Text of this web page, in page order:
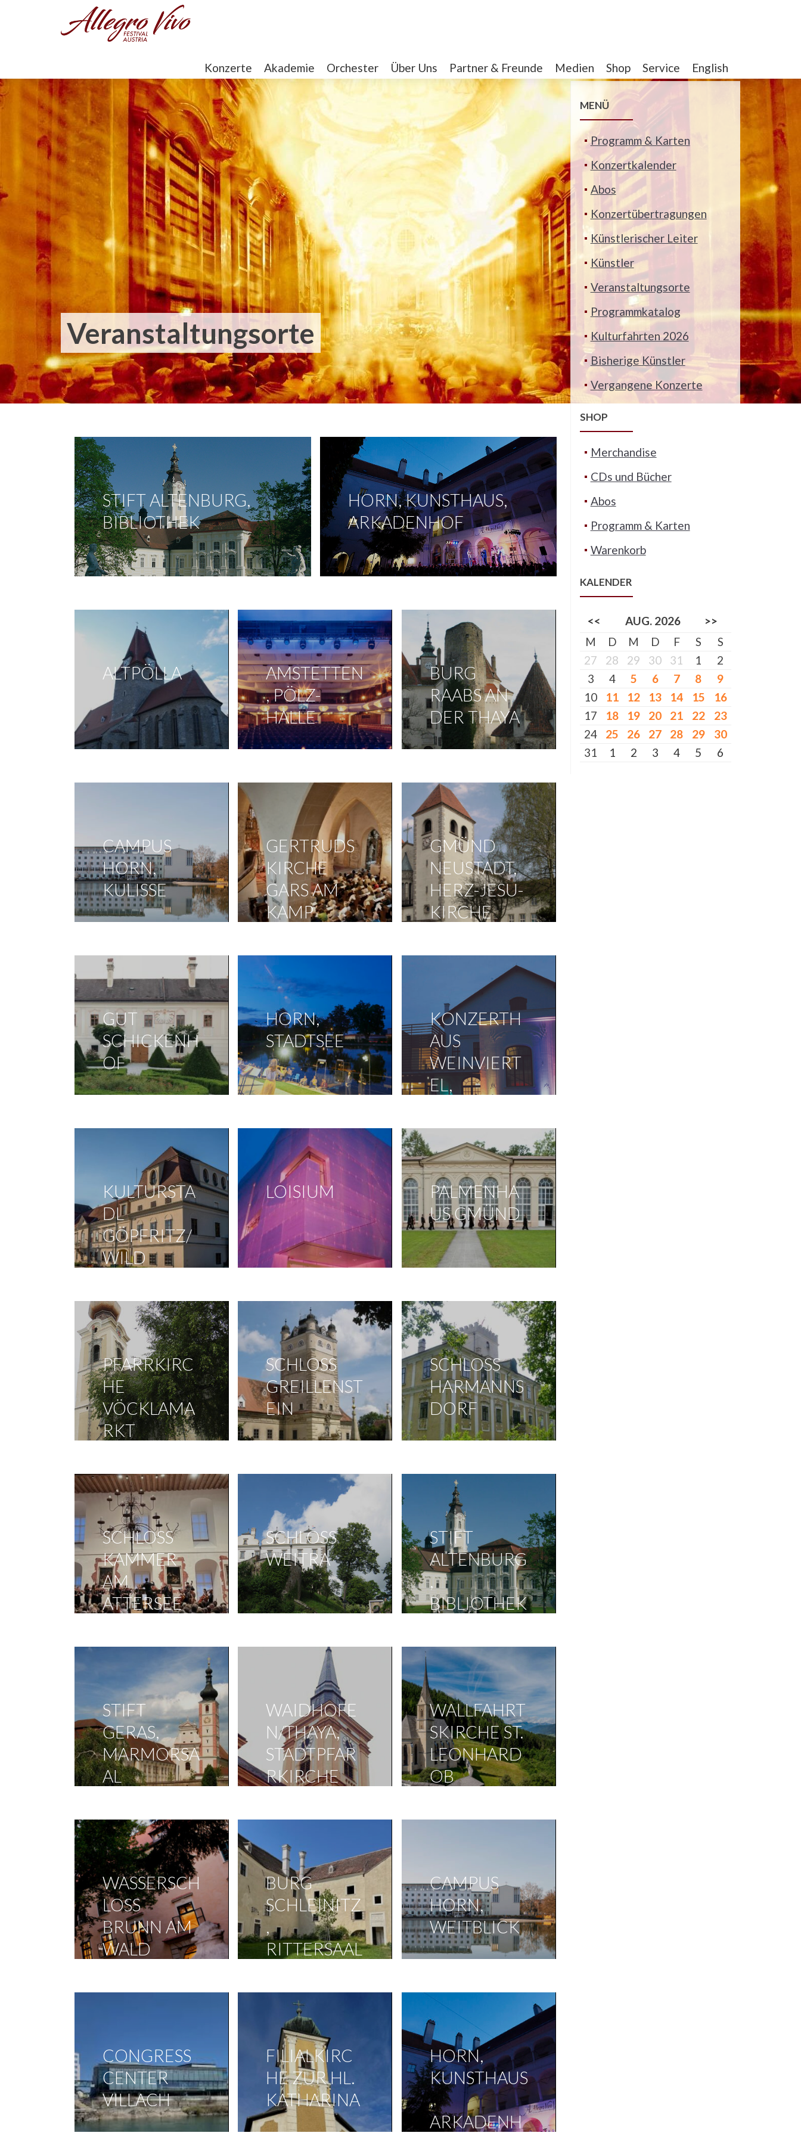
Konzerte Akademie Orchester Über Uns Partner & Freunde Medien Shop Service English
Veranstaltungsorte
STIFT ALTENBURG,
BIBLIOTHEK
HORN, KUNSTHAUS,
ARKADENHOF
ALTPÖLLA
AMSTETTEN
, PÖLZ-
HALLE
BURG
RAABS AN
DER THAYA
CAMPUS
HORN,
KULISSE
GERTRUDS
KIRCHE
GARS AM
KAMP
GMÜND
NEUSTADT,
HERZ-JESU-
KIRCHE
GUT
SCHICKENH
OF
HORN,
STADTSEE
KONZERTH
AUS
WEINVIERT
EL,
KULTURSTA
DL
GÖPFRITZ/
WILD
LOISIUM
PALMENHA
US GMÜND
PFARRKIRC
HE
VÖCKLAMA
RKT
SCHLOSS
GREILLENST
EIN
SCHLOSS
HARMANNS
DORF
SCHLOSS
KAMMER
AM
ATTERSEE
SCHLOSS
WEITRA
STIFT
ALTENBURG
,
BIBLIOTHEK
STIFT
GERAS,
MARMORSA
AL
WAIDHOFE
N/THAYA,
STADTPFAR
RKIRCHE
WALLFAHRT
SKIRCHE ST.
LEONHARD
OB
WASSERSCH
LOSS
BRUNN AM
WALD
BURG
SCHLEINITZ
,
RITTERSAAL
CAMPUS
HORN,
WEITBLICK
CONGRESS
CENTER
VILLACH
FILIALKIRC
HE ZUR HL.
KATHARINA
HORN,
KUNSTHAUS
,
ARKADENH
MENÜ
Programm & Karten
Konzertkalender
Abos
Konzertübertragungen
Künstlerischer Leiter
Künstler
Veranstaltungsorte
Programmkatalog
Kulturfahrten 2026
Bisherige Künstler
Vergangene Konzerte
SHOP
Merchandise
CDs und Bücher
Abos
Programm & Karten
Warenkorb
KALENDER
<< AUG. 2026
>>
M
D M D F S
S
27
28 29 30 31 1
2
3
4 5 6 7 8
9
10
11 12 13 14 15
16
17
18 19 20 21 22
23
24
25 26 27 28 29
30
31
1 2 3 4 5 6